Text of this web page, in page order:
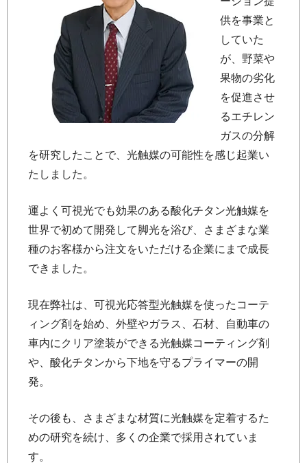
供を事業と
していた
が、野菜や
果物の劣化
を促進させ
るエチレン
ガスの分解
を研究したことで、光触媒の可能性を感じ起業い
たしました。
運よく可視光でも効果のある酸化チタン光触媒を
世界で初めて開発して脚光を浴び、さまざまな業
種のお客様から注文をいただける企業にまで成長
できました。
現在弊社は、可視光応答型光触媒を使ったコーテ
ィング剤を始め、外壁やガラス、石材、自動車の
車内にクリア塗装ができる光触媒コーティング剤
や、酸化チタンから下地を守るプライマーの開
発。
その後も、さまざまな材質に光触媒を定着するた
めの研究を続け、多くの企業で採用されていま
す。